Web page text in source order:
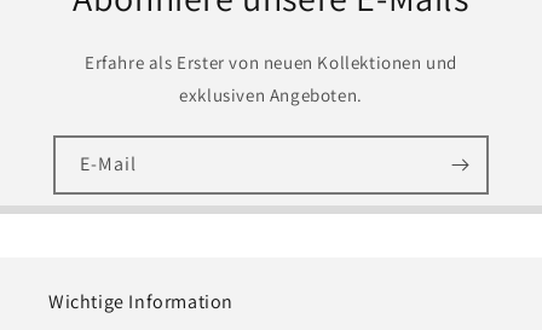
Erfahre als Erster von neuen Kollektionen und
exklusiven Angeboten.
E-Mail
Wichtige Information